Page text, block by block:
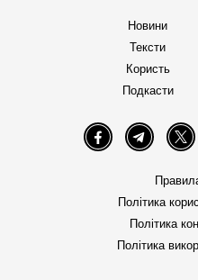
Новини
Тексти
Користь
Подкасти
FacebookTelegram
Політика
Політика
Політика